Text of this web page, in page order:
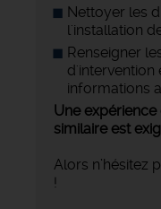
Nettoyer les
l'installation
Renseigner
d'intervention
informations
Une
similaire est
Alors n’hésitez
!